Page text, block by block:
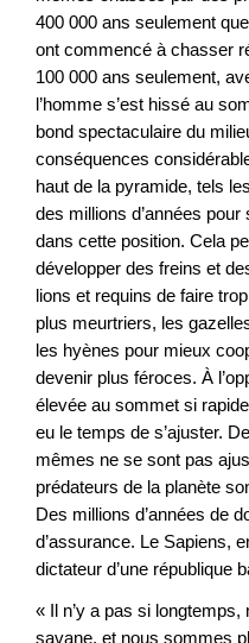
400 000 ans seulement
ont commencé à chasser
100 000 ans seulement,
l’homme s’est hissé au
bond spectaculaire du
conséquences
haut de la pyramide, tels
des millions d’années
dans cette position. Cela
développer des freins et
lions et requins de faire
plus meurtriers, les
les hyènes pour mieux
devenir plus féroces. À
élevée au sommet si
eu le temps de s’ajuster.
mêmes ne se sont pas
prédateurs de la planète
Des millions d’années de
d’assurance. Le Sapiens,
dictateur d’une république
« Il n’y a pas si
savane, et nous sommes